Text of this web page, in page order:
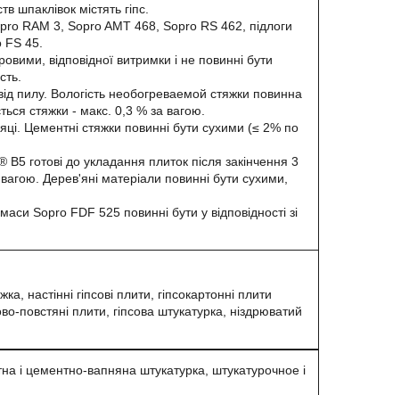
шпаклівок містять гіпс.
RAM 3, Sopro AMT 468, Sopro RS 462, підлоги
FS 45.
відповідної витримки і не повинні бути
пилу. Вологість необогреваемой стяжки повинна
стяжки - макс. 0,3 % за вагою.
Цементні стяжки повинні бути сухими (≤ 2% по
готові до укладання плиток після закінчення 3
Дерев'яні матеріали повинні бути сухими,
Sopro FDF 525 повинні бути у відповідності зі
настінні гіпсові плити, гіпсокартонні плити
повстяні плити, гіпсова штукатурка, ніздрюватий
і цементно-вапняна штукатурка, штукатурочное і